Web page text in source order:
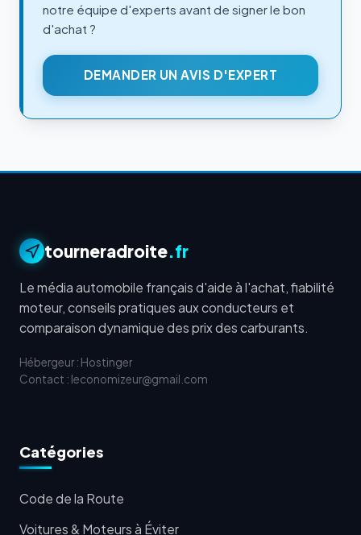
notre équipe d'experts avant de signer le bon
d'achat ?
DEMANDER UN AVIS D'EXPERT
tourneradroite.fr
Le média automobile français d'aide à l'achat, fiabilité
moteur, conseils pratiques aux conducteurs et
comparaison dynamique des prix des carburants.
Hébergeur : Hostinger
Contact : leconomizeur@gmail.com
Catégories
Code de la Route
Voitures & Moteurs à Éviter